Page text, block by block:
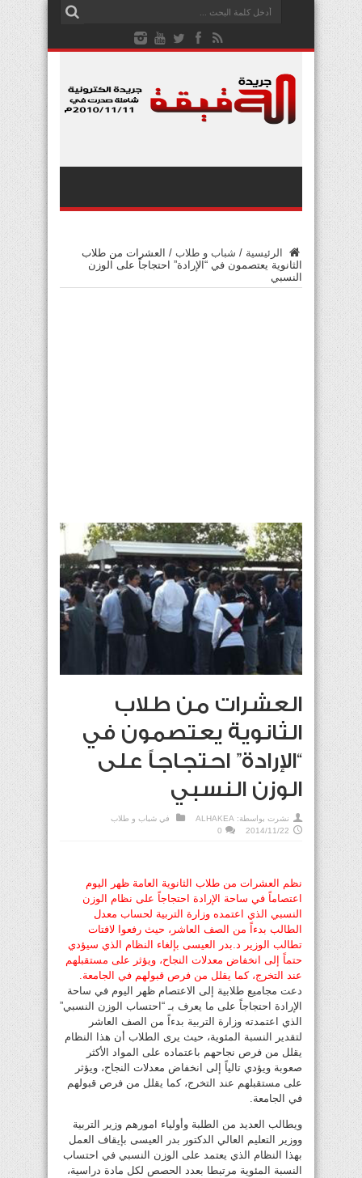
الرئيسية / شباب و طلاب / العشرات من طلاب
الثانوية يعتصمون في “الإرادة” احتجاجاً على الوزن
النسبي
العشرات من طلاب
الثانوية يعتصمون في
“الإرادة” احتجاجاً على
الوزن النسبي
نشرت بواسطة: ALHAKEA في شباب و طلاب
2014/11/22
0
نظم العشرات من طلاب الثانوية العامة ظهر اليوم
اعتصاماً في ساحة الإرادة احتجاجاً على نظام الوزن
النسبي الذي اعتمده وزارة التربية لحساب معدل
الطالب بدءاً من الصف العاشر، حيث رفعوا لافتات
تطالب الوزير د.بدر العيسى بإلغاء النظام الذي سيؤدي
حتماً إلى انخفاض معدلات النجاح، ويؤثر على مستقبلهم
عند التخرج، كما يقلل من فرص قبولهم في الجامعة.
دعت مجاميع طلابية إلى الاعتصام ظهر اليوم في ساحة
الإرادة احتجاجاً على ما يعرف بـ “احتساب الوزن النسبي”
الذي اعتمدته وزارة التربية بدءاً من الصف العاشر
لتقدير النسبة المئوية، حيث يرى الطلاب أن هذا النظام
يقلل من فرص نجاحهم باعتماده على المواد الأكثر
صعوبة ويؤدي تالياً إلى انخفاض معدلات النجاح، ويؤثر
على مستقبلهم عند التخرج، كما يقلل من فرص قبولهم
في الجامعة.
ويطالب العديد من الطلبة وأولياء امورهم وزير التربية
ووزير التعليم العالي الدكتور بدر العيسى بإيقاف العمل
بهذا النظام الذي يعتمد على الوزن النسبي في احتساب
النسبة المئوية مرتبطا بعدد الحصص لكل مادة دراسية،